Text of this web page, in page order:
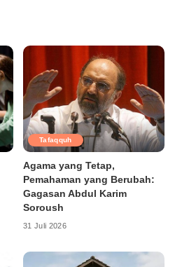
Tafaqquh
Agama yang Tetap,
Pemahaman yang Berubah:
Gagasan Abdul Karim
Soroush
31 Juli 2026